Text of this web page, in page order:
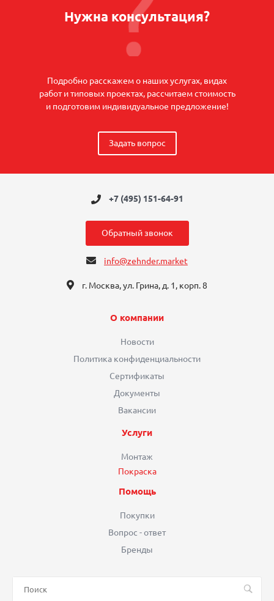
Нужна консультация?
Подробно расскажем о наших услугах, видах
работ и типовых проектах, рассчитаем стоимость
и подготовим индивидуальное предложение!
Задать вопрос
+7 (495) 151-64-91
Обратный звонок
info@zehnder.market
г. Москва, ул. Грина, д. 1, корп. 8
О компании
Новости
Политика конфиденциальности
Сертификаты
Документы
Вакансии
Услуги
Монтаж
Покраска
Помощь
Покупки
Вопрос - ответ
Бренды